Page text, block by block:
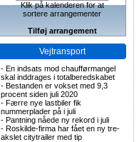
Klik på kalenderen for at
sortere arrangementer
Tilføj arrangement
Vejtransport
- En indsats mod chaufførmangel
skal inddrages i totalberedskabet
- Bestanden er vokset med 9,3
procent siden juli 2020
- Færre nye lastbiler fik
nummerplader på i juli
- Pantning nåede ny rekord i juli
- Roskilde-firma har fået en ny tre-
akslet citytrailer med tip